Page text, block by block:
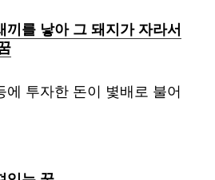
끼를 낳아 그 돼지가 자라서
에 투자한 돈이 볓배로 불어